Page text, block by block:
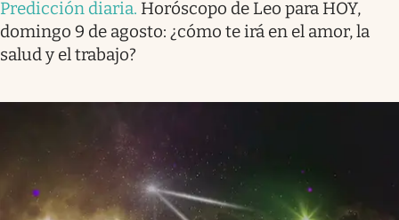
Predicción diaria. Horóscopo de Leo para HOY,
domingo 9 de agosto: ¿cómo te irá en el amor, la
salud y el trabajo?